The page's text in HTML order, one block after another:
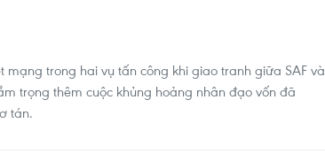
trong hai vụ tấn công khi giao tranh giữa SAF và
trọng thêm cuộc khủng hoảng nhân đạo vốn đã
tán.